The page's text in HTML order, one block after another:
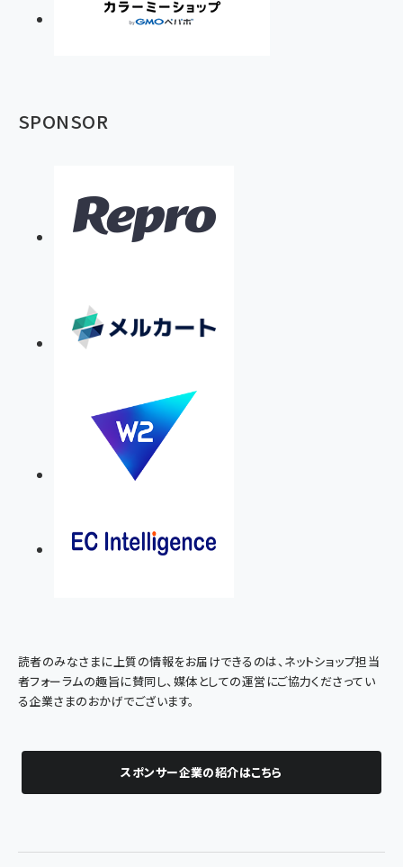
SPONSOR
読者のみなさまに上質の情報をお届けできるのは、ネットショップ担当
者フォーラムの趣旨に賛同し、媒体としての運営にご協力くださってい
る企業さまのおかげでございます。
スポンサー企業の紹介はこちら